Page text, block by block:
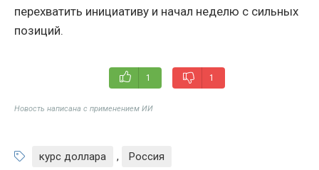
перехватить инициативу и начал неделю с сильных
позиций.
1 1
Новость написана с применением ИИ
курс доллара , Россия